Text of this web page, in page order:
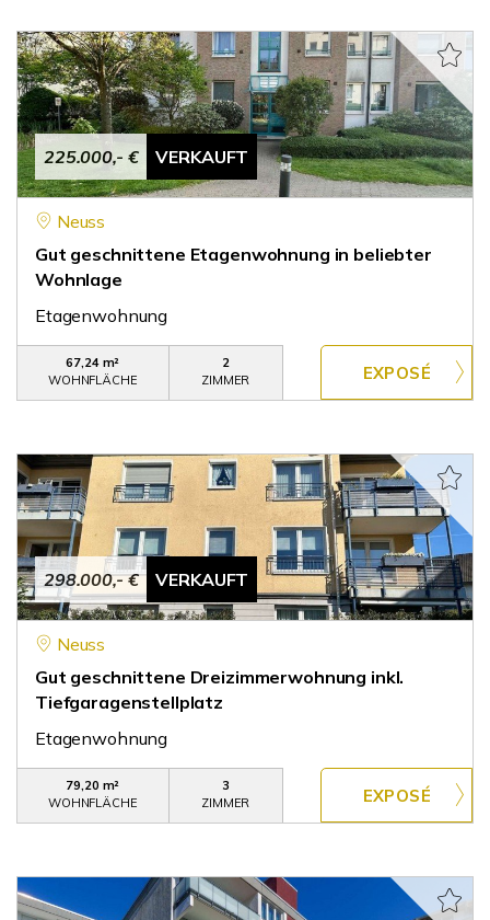
225.000,- € VERKAUFT
Neuss
Gut geschnittene Etagenwohnung in beliebter
Wohnlage
Etagenwohnung
67,24 m²
WOHNFLÄCHE
2
ZIMMER
298.000,- € VERKAUFT
Neuss
Gut geschnittene Dreizimmerwohnung inkl.
Tiefgaragenstellplatz
Etagenwohnung
79,20 m²
WOHNFLÄCHE
3
ZIMMER